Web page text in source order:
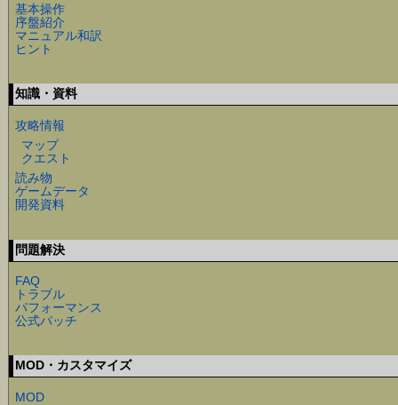
基本操作
序盤紹介
マニュアル和訳
ヒント
知識・資料
攻略情報
マップ
クエスト
読み物
ゲームデータ
開発資料
問題解決
FAQ
トラブル
パフォーマンス
公式パッチ
MOD・カスタマイズ
MOD